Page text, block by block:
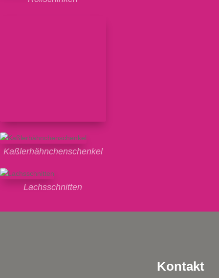
Kaßlerhähnchenschenkel
Lachsschnitten
Kontakt